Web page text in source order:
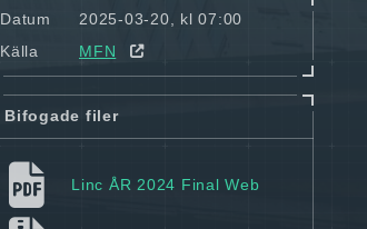
Datum
2025-03-20, kl 07:00
Källa
MFN
Bifogade filer
Linc ÅR 2024 Final Web